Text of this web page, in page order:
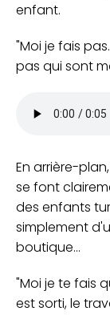
enfant.
Moi je fais
pas qui sont
En arrière-
se font
des enfants
simplement
boutique...
Moi je te fais
est sorti, le